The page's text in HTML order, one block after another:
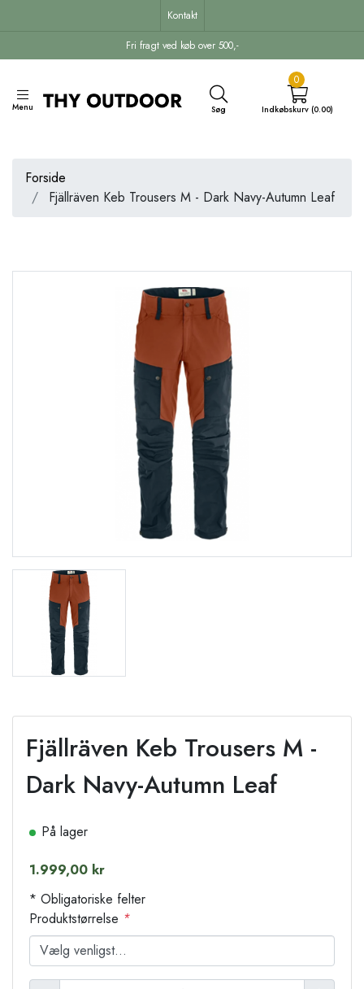
Fri fragt ved køb over 500,-
Kontakt
Menu Søg
0
Indkøbskurv (0.00)
Forside
Fjällräven Keb Trousers M - Dark Navy-Autumn Leaf
Fjällräven Keb Trousers M -
Dark Navy-Autumn Leaf
På lager
1.999,00 kr
* Obligatoriske felter
Produktstørrelse *